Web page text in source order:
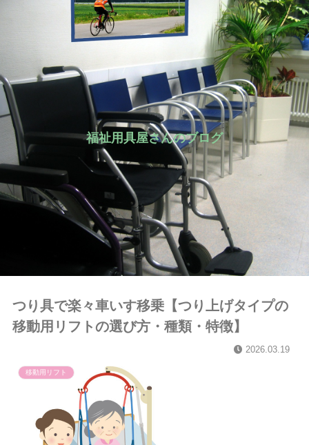
福祉用具屋さんのブログ
つり具で楽々車いす移乗【つり上げタイプの
移動用リフトの選び方・種類・特徴】
2026.03.19
移動用リフト